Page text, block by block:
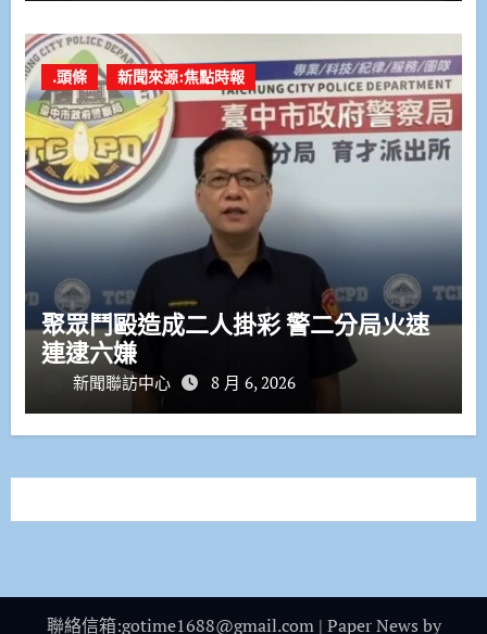
.頭條 新聞來源:焦點時報
聚眾鬥毆造成二人掛彩 警二分局火速
連逮六嫌
新聞聯訪中心 8 月 6, 2026
聯絡信箱:gotime1688@gmail.com | Paper News by